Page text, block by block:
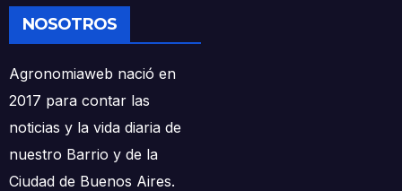
NOSOTROS
Agronomiaweb nació en
2017 para contar las
noticias y la vida diaria de
nuestro Barrio y de la
Ciudad de Buenos Aires.